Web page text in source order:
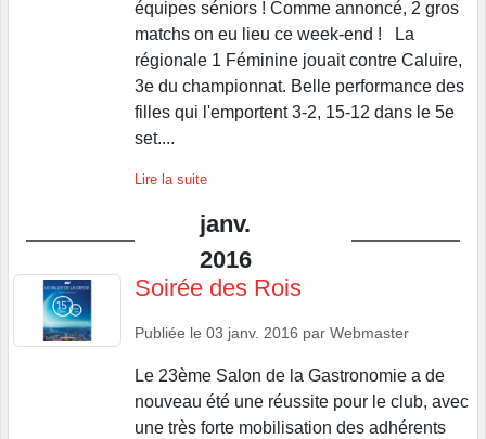
équipes séniors ! Comme annoncé, 2 gros
matchs on eu lieu ce week-end ! La
régionale 1 Féminine jouait contre Caluire,
3e du championnat. Belle performance des
filles qui l'emportent 3-2, 15-12 dans le 5e
set....
Lire la suite
janv.
2016
Soirée des Rois
Publiée le 03 janv. 2016 par Webmaster
Le 23ème Salon de la Gastronomie a de
nouveau été une réussite pour le club, avec
une très forte mobilisation des adhérents